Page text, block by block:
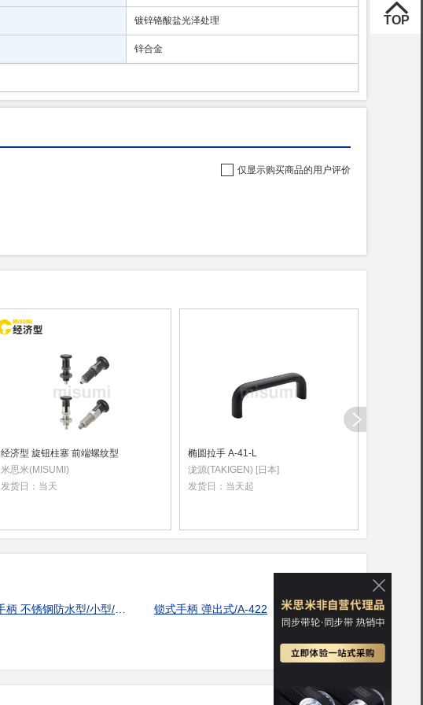
镀锌铬酸盐光泽处理
锌合金
仅显示购买商品的用户评价
经济型 旋钮柱塞 前端螺纹型
米思米(MISUMI)
发货日： 当天
椭圆拉手 A-41-L
泷源(TAKIGEN) [日本]
发货日： 当天起
锁式手柄 弹出式/A-422